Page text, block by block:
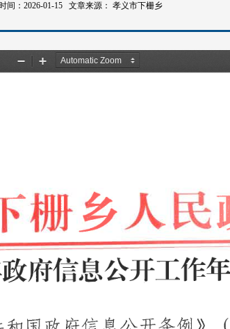
间：2026-01-15 文章来源： 孝义市下栅乡